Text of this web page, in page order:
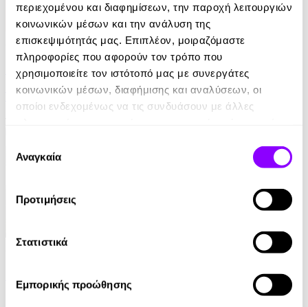
περιεχομένου και διαφημίσεων, την παροχή λειτουργιών
κοινωνικών μέσων και την ανάλυση της
επισκεψιμότητάς μας. Επιπλέον, μοιραζόμαστε
πληροφορίες που αφορούν τον τρόπο που
χρησιμοποιείτε τον ιστότοπό μας με συνεργάτες
κοινωνικών μέσων, διαφήμισης και αναλύσεων, οι
οποίοι ενδεχομένως να τις συνδυάσουν με άλλες
των υπηρεσιών τους.
συγκατάθεσης
Αναγκαία
Προτιμήσεις
Στατιστικά
Εμπορικής προώθησης
Audiobook • 1 Credit
Στο Σπίτι Της
Yael Van Der Wouden
Audiobook • 1 Credit